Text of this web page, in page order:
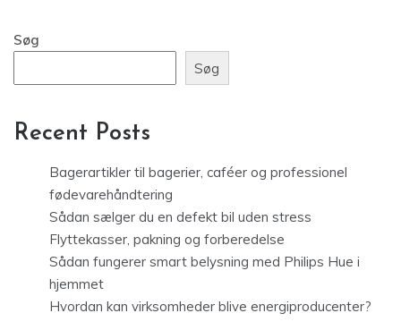
Søg
Søg
Recent Posts
Bagerartikler til bagerier, caféer og professionel
fødevarehåndtering
Sådan sælger du en defekt bil uden stress
Flyttekasser, pakning og forberedelse
Sådan fungerer smart belysning med Philips Hue i
hjemmet
Hvordan kan virksomheder blive energiproducenter?